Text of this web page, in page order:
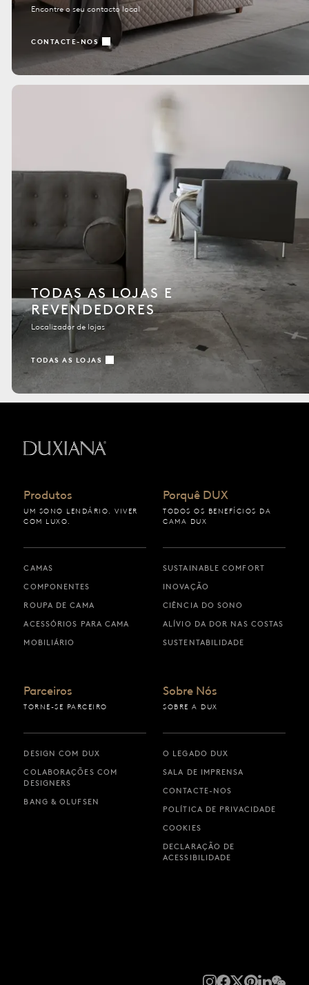
Encontre o seu contacto local
CONTACTE-NOS
TODAS AS LOJAS E
REVENDEDORES
Localizador de lojas
TODAS AS LOJAS
Produtos
UM SONO LENDÁRIO. VIVER
COM LUXO.
CAMAS
COMPONENTES
ROUPA DE CAMA
ACESSÓRIOS PARA CAMA
MOBILIÁRIO
Porquê DUX
TODOS OS BENEFÍCIOS DA
CAMA DUX
SUSTAINABLE COMFORT
INOVAÇÃO
CIÊNCIA DO SONO
ALÍVIO DA DOR NAS COSTAS
SUSTENTABILIDADE
Parceiros
TORNE-SE PARCEIRO
DESIGN COM DUX
COLABORAÇÕES COM
DESIGNERS
BANG & OLUFSEN
Sobre Nós
SOBRE A DUX
O LEGADO DUX
SALA DE IMPRENSA
CONTACTE-NOS
POLÍTICA DE PRIVACIDADE
COOKIES
DECLARAÇÃO DE
ACESSIBILIDADE